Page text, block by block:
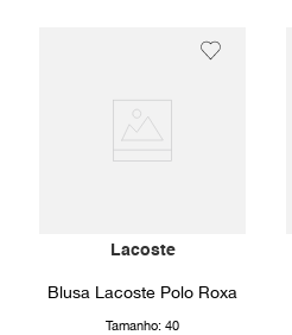
Lacoste
Blusa Lacoste Polo Roxa
Tamanho: 40